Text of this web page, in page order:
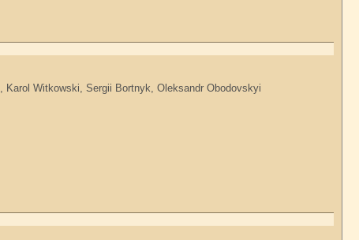
Karol Witkowski, Sergii Bortnyk, Oleksandr Obodovskyi